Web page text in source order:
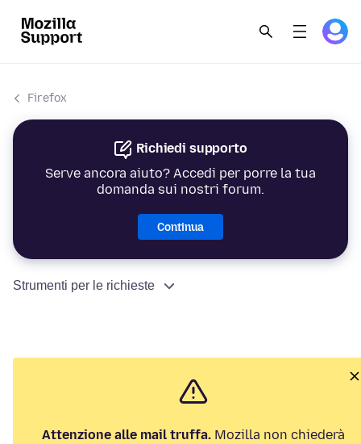
Firefox
Richiedi supporto
Serve ancora aiuto? Accedi per porre la tua
domanda sui nostri forum.
Continua
Strumenti per le richieste
Attenzione alle mail truffa. Mozilla non chiederà